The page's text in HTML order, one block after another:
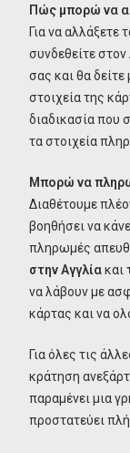
Πώς μπορώ να
Για να αλλάξετε
συνδεθείτε
σας και θα δείτε
στοιχεία της
διαδικασία που
τα στοιχεία
Μπορώ να
Διαθέτουμε
βοηθήσει να
πληρωμές
στην Αγγλίακαι
να λάβουν με
κάρτας και να
Για όλες τις
κράτηση
παραμένει μια
προστατεύει